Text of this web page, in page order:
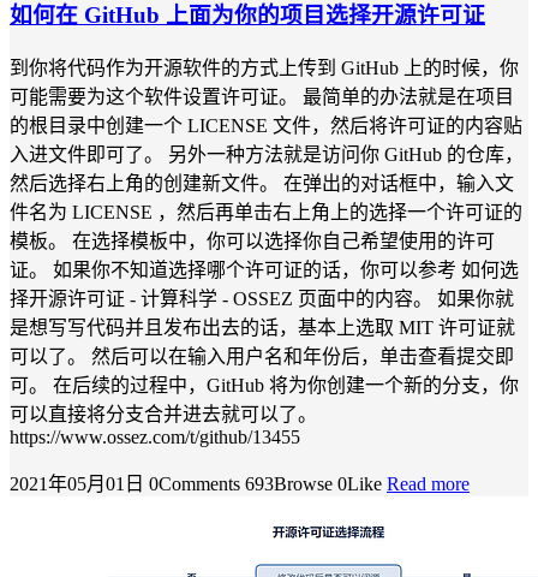
如何在 GitHub 上面为你的项目选择开源许可证
到你将代码作为开源软件的方式上传到 GitHub 上的时候，你
可能需要为这个软件设置许可证。 最简单的办法就是在项目
的根目录中创建一个 LICENSE 文件，然后将许可证的内容贴
入进文件即可了。 另外一种方法就是访问你 GitHub 的仓库，
然后选择右上角的创建新文件。 在弹出的对话框中，输入文
件名为 LICENSE ，然后再单击右上角上的选择一个许可证的
模板。 在选择模板中，你可以选择你自己希望使用的许可
证。 如果你不知道选择哪个许可证的话，你可以参考 如何选
择开源许可证 - 计算科学 - OSSEZ 页面中的内容。 如果你就
是想写写代码并且发布出去的话，基本上选取 MIT 许可证就
可以了。 然后可以在输入用户名和年份后，单击查看提交即
可。 在后续的过程中，GitHub 将为你创建一个新的分支，你
可以直接将分支合并进去就可以了。
https://www.ossez.com/t/github/13455
2021年05月01日 0Comments 693Browse 0Like Read more